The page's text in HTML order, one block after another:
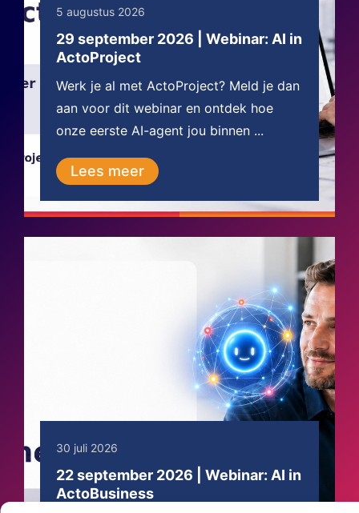
5 augustus 2026
29 september 2026 | Webinar: AI in
ActoProject
Werk je al met ActoProject? Meld je dan
aan voor dit webinar en ontdek hoe
onze eerste AI-agent jou binnen ...
Lees meer
30 juli 2026
22 september 2026 | Webinar: AI in
ActoBusiness